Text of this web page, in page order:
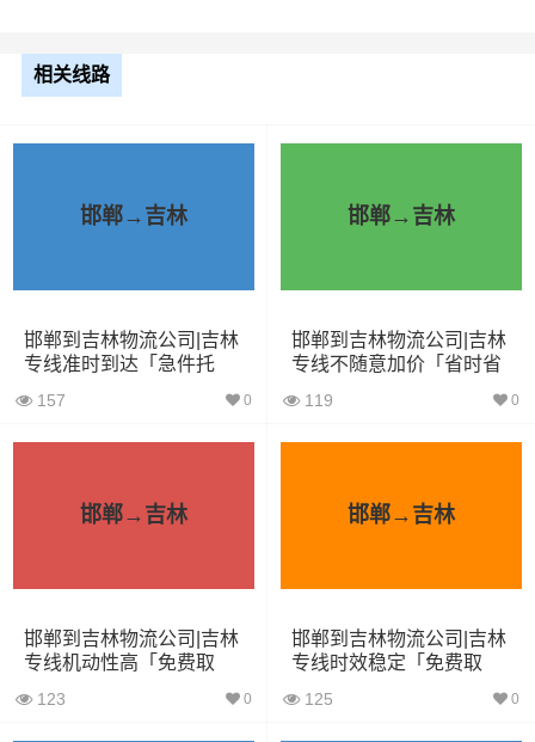
根据货物类型选择合适车型
4.2米货车 22立方 5吨 4.2×2.4×2.5
5.2米货车 31立方 8吨 5.2×2.4×2.6
6.8米货车 40立方 10吨 6.8×2.4×2.8
9.6米货车 58立方 9.6×2.4×2.5
相关线路
邯郸→吉林
邯郸到吉林物流公司|吉林
专线准时到达「急件托
157 0
邯郸→吉林
邯郸到吉林物流公司|吉林
专线不随意加价「省时省
119 0
邯郸→吉林
邯郸到吉林物流公司|吉林
专线机动性高「免费取
123 0
邯郸→吉林
邯郸到吉林物流公司|吉林
专线时效稳定「免费取
125 0